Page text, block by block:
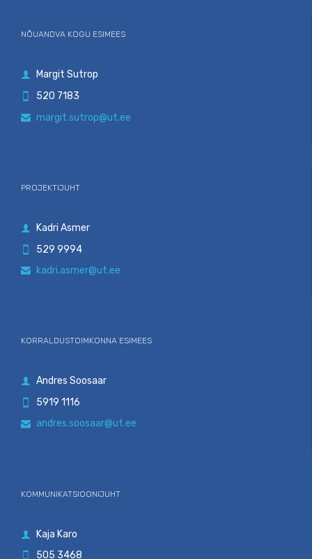
NÕUANDVA KOGU ESIMEES
 Margit Sutrop
520 7183
 margit.sutrop@ut.ee
PROJEKTIJUHT
 Kadri Asmer
 529 9994
 kadri.asmer@ut.ee
KORRALDUSTOIMKONNA ESIMEES
 Andres Soosaar
5919 1116
 andres.soosaar@ut.ee
KOMMUNIKATSIOONIJUHT
 Kaja Karo
505 3468